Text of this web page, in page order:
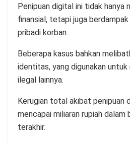
Penipuan digital ini tidak hanya
finansial, tetapi juga
pribadi korban.
Beberapa kasus bahkan
identitas, yang digunakan
ilegal lainnya.
Kerugian total akibat penipuan
mencapai miliaran rupiah dalam
terakhir.